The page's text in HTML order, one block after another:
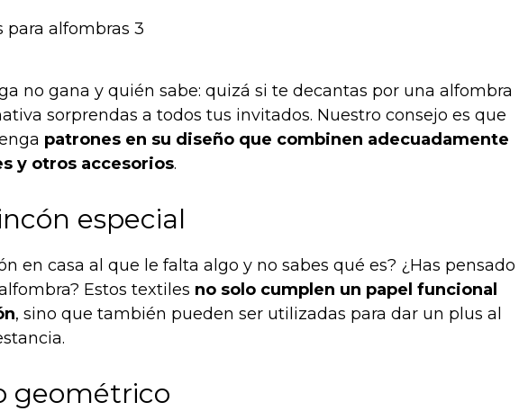
no gana y quién sabe: quizá si te decantas por una alfombra
sorprendas a todos tus invitados. Nuestro consejo es que
patrones en su diseño que combinen adecuadamente
y otros accesorios.
especial
en casa al que le falta algo y no sabes qué es? ¿Has pensado
Estos textiles no solo cumplen un papel funcional
, sino que también pueden ser utilizadas para dar un plus al
geométrico